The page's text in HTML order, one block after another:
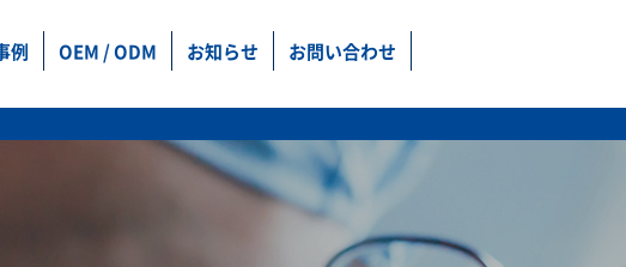
例 OEM / ODM お知らせ お問い合わせ